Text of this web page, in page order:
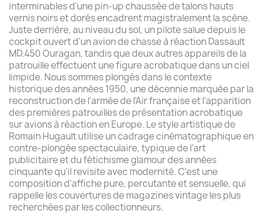
interminables d'une pin-up chaussée de talons hauts
vernis noirs et dorés encadrent magistralement la scène.
Juste derrière, au niveau du sol, un pilote salue depuis le
cockpit ouvert d'un avion de chasse à réaction Dassault
MD.450 Ouragan, tandis que deux autres appareils de la
patrouille effectuent une figure acrobatique dans un ciel
limpide. Nous sommes plongés dans le contexte
historique des années 1950, une décennie marquée par la
reconstruction de l'armée de l'Air française et l'apparition
des premières patrouilles de présentation acrobatique
sur avions à réaction en Europe. Le style artistique de
Romain Hugault utilise un cadrage cinématographique en
contre-plongée spectaculaire, typique de l'art
publicitaire et du fétichisme glamour des années
cinquante qu'il revisite avec modernité. C'est une
composition d'affiche pure, percutante et sensuelle, qui
rappelle les couvertures de magazines vintage les plus
recherchées par les collectionneurs.